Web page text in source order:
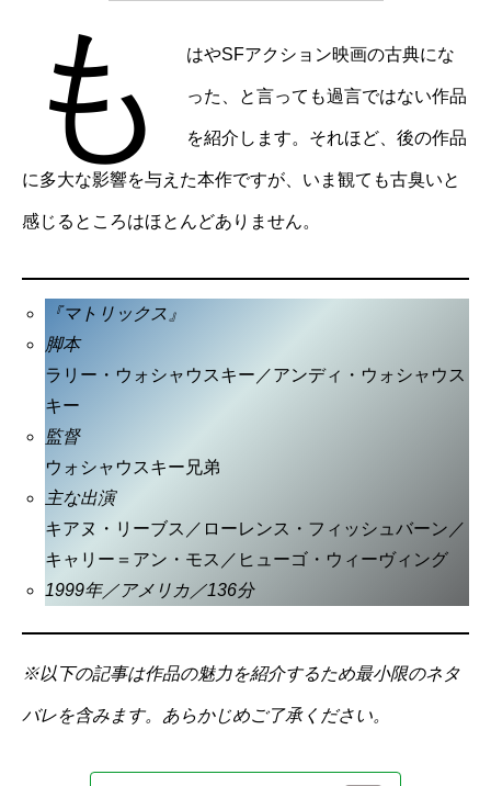
も はやSFアクション映画の古典にな
った、と言っても過言ではない作品
を紹介します。それほど、後の作品
に多大な影響を与えた本作ですが、いま観ても古臭いと
感じるところはほとんどありません。
『マトリックス』
脚本
ラリー・ウォシャウスキー／アンディ・ウォシャウス
キー
監督
ウォシャウスキー兄弟
主な出演
キアヌ・リーブス／ローレンス・フィッシュバーン／
キャリー＝アン・モス／ヒューゴ・ウィーヴィング
1999年／アメリカ／136分
※以下の記事は作品の魅力を紹介するため最小限のネタ
バレを含みます。あらかじめご了承ください。